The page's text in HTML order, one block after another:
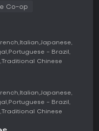
protegerte del entorno y
de una roca estéril
los niveles de calor,
formas de vida: desde
animales.
con restos de
que esconden botines
puedes crear
y combinando
vida en el
permitiéndote
Co-op
Italian Japanese
Portuguese - Brazil
Traditional Chinese
Italian Japanese
Portuguese - Brazil
Traditional Chinese